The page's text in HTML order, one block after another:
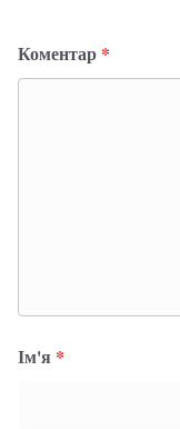
Коментар *
Ім'я *